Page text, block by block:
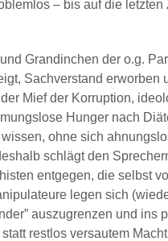
– bis auf die letzten
Grandinchen der o.g.
Sachverstand
Mief der Korruption,
Hunger nach
ohne sich
schlägt den
entgegen, die selbst
legen sich
auszugrenzen und ins
statt restlos versautem